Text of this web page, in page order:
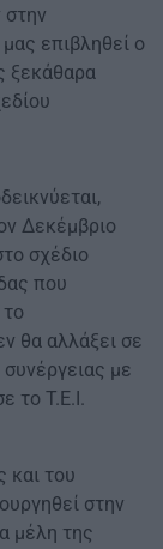
επιβληθεί ο
ξεκάθαρα
Δεκέμβριο
σχέδιο
που
θα αλλάξει σε
με
το Τ.Ε.Ι.
και του
στην
μέλη της